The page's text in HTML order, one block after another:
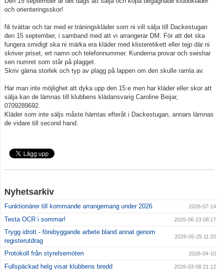
Grafisk profil
Klubbkläder
Gynna klubben
och orienteringsskor!
Ni tvättar och tar med er träningskläder som ni vill sälja till Dackestugan
den 15 september, i samband med att vi arrangerar DM. För att det ska
fungera smidigt ska ni märka era kläder med klisteretikett eller tejp där ni
skriver priset, ert namn och telefonnummer. Kunderna provar och swishar
sen numret som står på plagget.
Skriv gärna storlek och typ av plagg på lappen om den skulle ramla av.
Har man inte möjlighet att dyka upp den 15:e men har kläder eller skor att
sälja kan de lämnas till klubbens klädansvarig Caroline Beijar,
0709289692.
Kläder som inte säljs måste hämtas efteråt i Dackestugan, annars lämnas
de vidare till second hand.
Nyhetsarkiv
Funktionärer till kommande arrangemang under 2026 2026-07-14
Testa OCR i sommar! 2026-06-23 08:17
Trygg idrott - förebyggande arbete bland annat genom
registerutdrag
2026-05-25 11:20
Protokoll från styrelsemöten 2026-04-10
Fullspäckad helg visar klubbens bredd 2026-03-08 21:12